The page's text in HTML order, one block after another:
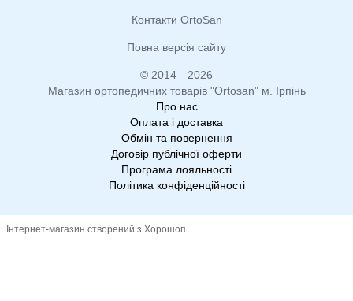
Контакти OrtoSan
Повна версія сайту
© 2014—2026
Магазин ортопедичних товарів "Ortosan" м. Ірпінь
Про нас
Оплата і доставка
Обмін та повернення
Договір публічної оферти
Програма лояльності
Політика конфіденційності
Інтернет-магазин створений з Хорошоп